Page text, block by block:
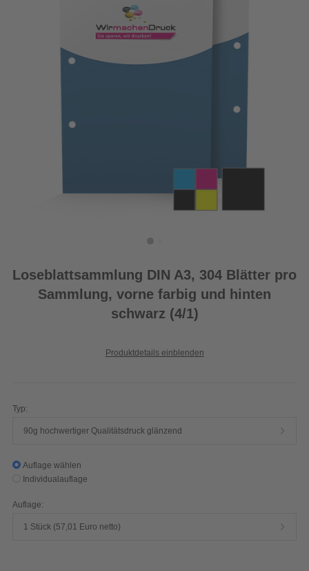
Loseblattsammlung DIN A3, 304 Blätter pro
Sammlung, vorne farbig und hinten
schwarz (4/1)
Produktdetails einblenden
Typ:
90g hochwertiger Qualitätsdruck glänzend
Auflage wählen
Individualauflage
Auflage:
1 Stück (57,01 Euro netto)